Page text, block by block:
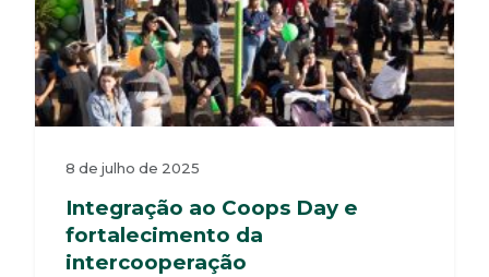
8 de julho de 2025
Integração ao Coops Day e
fortalecimento da
intercooperação